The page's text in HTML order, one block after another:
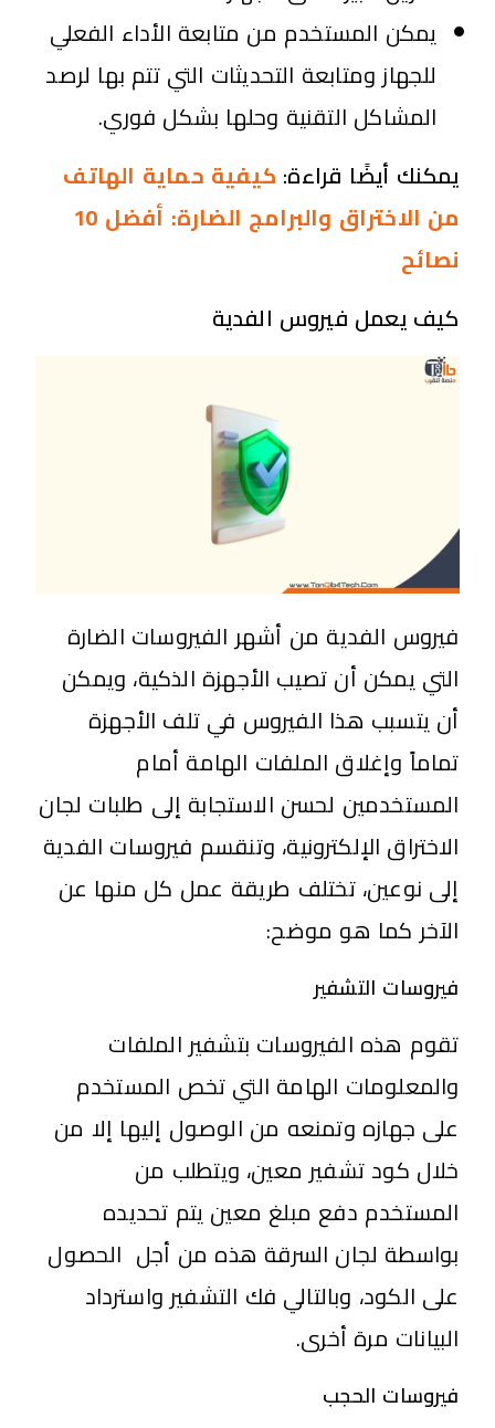
يمكن المستخدم من متابعة الأداء الفعلي
للجهاز ومتابعة التحديثات التي تتم بها لرصد
المشاكل التقنية وحلها بشكل فوري.
يمكنك أيضًا قراءة: كيفية حماية الهاتف
من الاختراق والبرامج الضارة: أفضل 10
نصائح
كيف يعمل فيروس الفدية
فيروس الفدية من أشهر الفيروسات الضارة
التي يمكن أن تصيب الأجهزة الذكية، ويمكن
أن يتسبب هذا الفيروس في تلف الأجهزة
تماماً وإغلاق الملفات الهامة أمام
المستخدمين لحسن الاستجابة إلى طلبات لجان
الاختراق الإلكترونية، وتنقسم فيروسات الفدية
إلى نوعين، تختلف طريقة عمل كل منها عن
الآخر كما هو موضح:
فيروسات التشفير
تقوم هذه الفيروسات بتشفير الملفات
والمعلومات الهامة التي تخص المستخدم
على جهازه وتمنعه من الوصول إليها إلا من
خلال كود تشفير معين، ويتطلب من
المستخدم دفع مبلغ معين يتم تحديده
بواسطة لجان السرقة هذه من أجل الحصول
على الكود، وبالتالي فك التشفير واسترداد
البيانات مرة أخرى.
فيروسات الحجب